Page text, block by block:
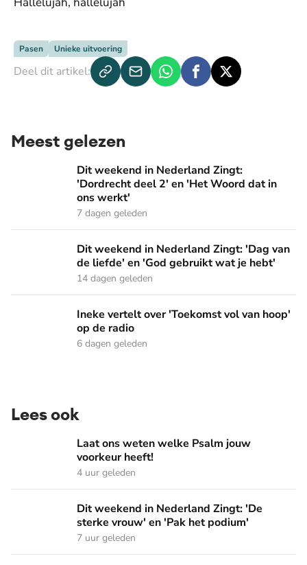
Pasen Unieke uitvoering
Deel dit artikel:
Meest gelezen
Dit weekend in Nederland Zingt: 'Dordrecht deel 2' en
Dit weekend in Nederland Zingt:
'Dordrecht deel 2' en 'Het Woord dat in
ons werkt'
7 dagen geleden
Dit weekend in Nederland Zingt: 'Dag van de liefde' en
Dit weekend in Nederland Zingt: 'Dag van
de liefde' en 'God gebruikt wat je hebt'
14 dagen geleden
Ineke vertelt over 'Toekomst vol van hoop' op de radio
Ineke vertelt over 'Toekomst vol van hoop'
op de radio
6 dagen geleden
Lees ook
Laat ons weten welke Psalm jouw voorkeur heeft!
Laat ons weten welke Psalm jouw
voorkeur heeft!
4 uur geleden
Dit weekend in Nederland Zingt: 'De sterke vrouw' en 'Pak
Dit weekend in Nederland Zingt: 'De
sterke vrouw' en 'Pak het podium'
7 uur geleden